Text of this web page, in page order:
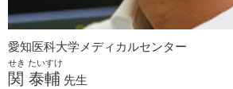
愛知医科大学メディカルセンター
せき たいすけ
関 泰輔 先生